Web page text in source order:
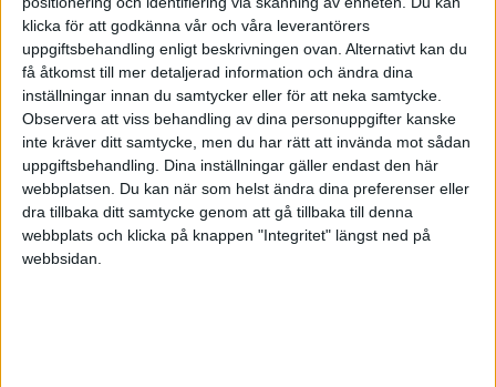
klicka för att godkänna vår och våra leverantörers
uppgiftsbehandling enligt beskrivningen ovan. Alternativt kan du
få åtkomst till mer detaljerad information och ändra dina
inställningar innan du samtycker eller för att neka samtycke.
Observera att viss behandling av dina personuppgifter kanske
inte kräver ditt samtycke, men du har rätt att invända mot sådan
uppgiftsbehandling. Dina inställningar gäller endast den här
webbplatsen. Du kan när som helst ändra dina preferenser eller
dra tillbaka ditt samtycke genom att gå tillbaka till denna
webbplats och klicka på knappen "Integritet" längst ned på
webbsidan.
på företagsregistrering... visst är det f-
skattesedel och ansökan om moms som jag
måste ha för att kunna köra igång? eller är det
något mer jag måste ansöka om?
peffen